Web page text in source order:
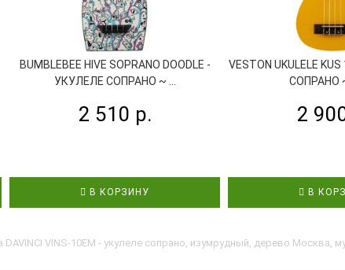
BUMBLEBEE HIVE SOPRANO DOODLE -
УКУЛЕЛЕ СОПРАНО ~ ...
2 510 р.
В КОРЗИНУ
VESTON UKULELE
СОПРАНО ~
2
В
VINS-10EM - укулеле сопрано, изумрудный, дерево Москва,